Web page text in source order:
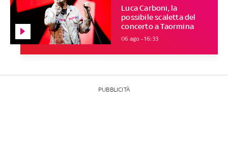
Luca Carboni, la
possibile scaletta del
concerto a Taormina
06 ago - 16:33
PUBBLICITÀ